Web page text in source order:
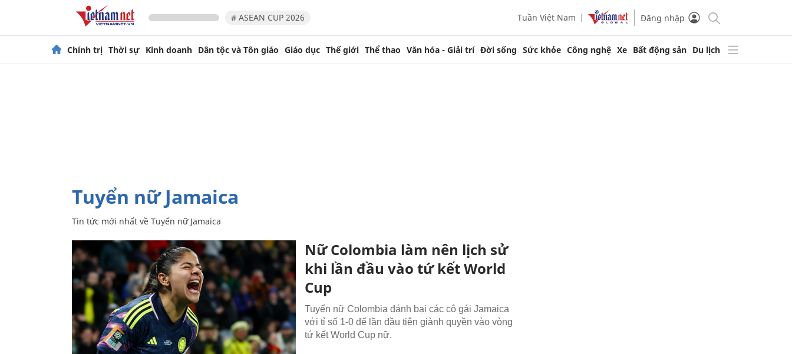
# ASEAN CUP 2026 Tuần Việt Nam Đăng nhập
Chính trị Thời sự Kinh doanh Dân tộc và Tôn giáo Giáo dục Thế giới Thể thao Văn hóa - Giải trí Đời sống Sức khỏe Công nghệ Xe Bất động sản Du lịch
Tuyển nữ Jamaica
Tin tức mới nhất về Tuyển nữ Jamaica
Nữ Colombia làm nên lịch sử
khi lần đầu vào tứ kết World
Cup
Tuyển nữ Colombia đánh bại các cô gái Jamaica
với tỉ số 1-0 để lần đầu tiên giành quyền vào vòng
tứ kết World Cup nữ.